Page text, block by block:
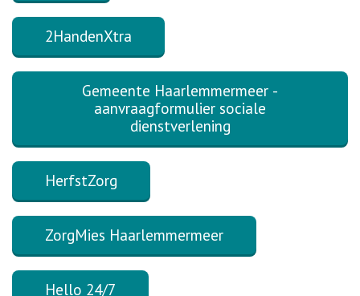
2HandenXtra
Gemeente Haarlemmermeer -
aanvraagformulier sociale
dienstverlening
HerfstZorg
ZorgMies Haarlemmermeer
Hello 24/7